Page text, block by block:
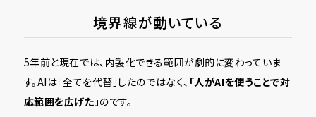
境界線が動いている
5年前と現在では、内製化できる範囲が劇的に変わっていま
す。AIは「全てを代替」したのではなく、 「人がAIを使うことで対
応範囲を広げた」のです。